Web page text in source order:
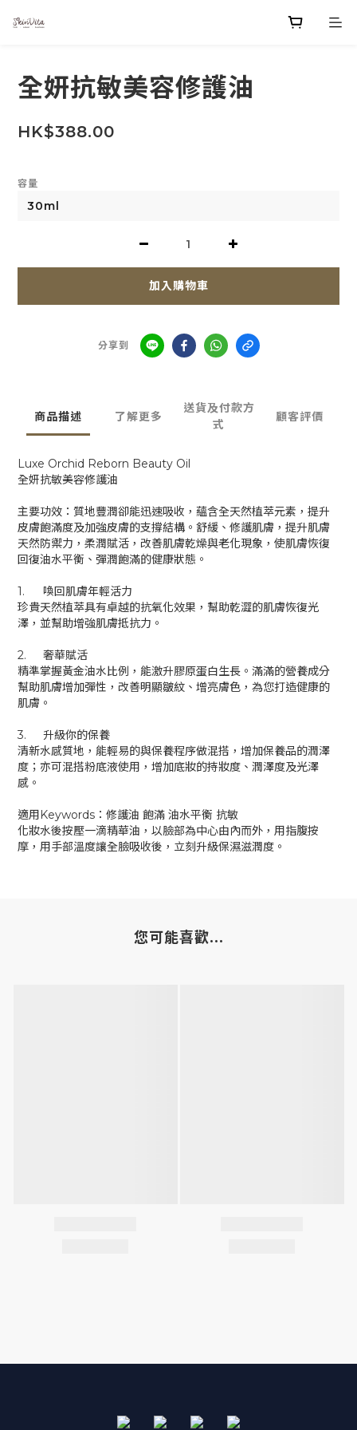
全妍抗敏美容修護油
HK$388.00
容量
加入購物車
分享到
商品描述 了解更多
送貨及付款方
式
顧客評價
Luxe Orchid Reborn Beauty Oil
全妍抗敏美容修護油
主要功效：質地豐潤卻能迅速吸收，蘊含全天然植萃元素，提升
皮膚飽滿度及加強皮膚的支撐結構。舒緩、修護肌膚，提升肌膚
天然防禦力，柔潤賦活，改善肌膚乾燥與老化現象，使肌膚恢復
回復油水平衡、彈潤飽滿的健康狀態。
1.
喚回肌膚年輕活力
珍貴天然植萃具有卓越的抗氧化效果，幫助乾澀的肌膚恢復光
澤，並幫助增強肌膚抵抗力。
2.
奢華賦活
精準掌握黃金油水比例，能激升膠原蛋白生長。滿滿的營養成分
幫助肌膚增加彈性，改善明顯皺紋、增亮膚色，為您打造健康的
肌膚。
3.
升級你的保養
清新水感質地，能輕易的與保養程序做混搭，增加保養品的潤澤
度；亦可混搭粉底液使用，增加底妝的持妝度、潤澤度及光澤
感。
適用Keywords：修護油 飽滿 油水平衡 抗敏
化妝水後按壓一滴精華油，以臉部為中心由內而外，用指腹按
摩，用手部溫度讓全臉吸收後，立刻升級保濕滋潤度。
您可能喜歡...